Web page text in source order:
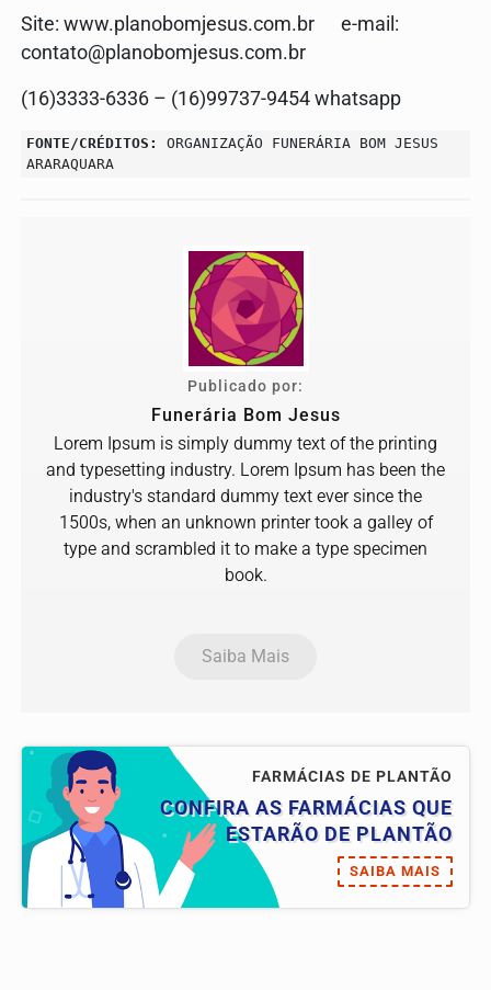
Site: www.planobomjesus.com.br e-mail:
contato@planobomjesus.com.br
(16)3333-6336 – (16)99737-9454 whatsapp
FONTE/CRÉDITOS:
ORGANIZAÇÃO FUNERÁRIA BOM JESUS
ARARAQUARA
Publicado por:
Funerária Bom Jesus
Lorem Ipsum is simply dummy text of the printing
and typesetting industry. Lorem Ipsum has been the
industry's standard dummy text ever since the
1500s, when an unknown printer took a galley of
type and scrambled it to make a type specimen
book.
Saiba Mais
FARMÁCIAS DE PLANTÃO
CONFIRA AS FARMÁCIAS QUE
ESTARÃO DE PLANTÃO
SAIBA MAIS